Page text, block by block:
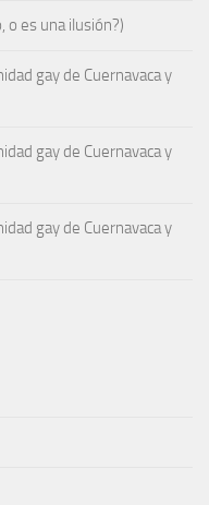
o es una ilusión?)
gay de Cuernavaca y
gay de Cuernavaca y
gay de Cuernavaca y